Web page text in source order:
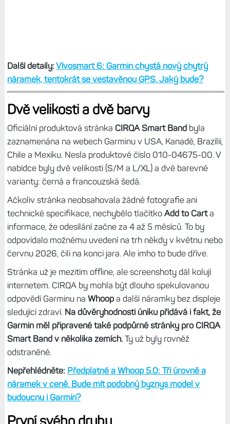
Další detaily: Vívosmart 6: Garmin chystá nový chytrý
náramek, tentokrát se vestavěnou GPS. Jaký bude?
Dvě velikosti a dvě barvy
Oficiální produktová stránka CIRQA Smart Band byla
zaznamenána na webech Garminu v USA, Kanadě, Brazílii,
Chile a Mexiku. Nesla produktové číslo 010-04675-00. V
nabídce byly dvě velikosti (S/M a L/XL) a dvě barevné
varianty: černá a francouzská šedá.
Ačkoliv stránka neobsahovala žádné fotografie ani
technické specifikace, nechybělo tlačítko Add to Carta
informace, že odesílání začne za 4 až 5 měsíců. To by
odpovídalo možnému uvedení na trh někdy v květnu nebo
červnu 2026, čili na konci jara. Ale imho to bude dříve.
Stránka už je mezitím offline, ale screenshoty dál kolují
internetem. CIRQA by mohla být dlouho spekulovanou
odpovědí Garminu na Whoopa další náramky bez displeje
sledující zdraví. Na důvěryhodnosti úniku přidává i fakt, že
Garmin měl připravené také podpůrné stránky pro CIRQA
Smart Band v několika zemích.Ty už byly rovněž
odstraněné.
Nepřehlédněte: Předplatné a Whoop 5.0: Tři úrovně a
náramek v ceně. Bude mít podobný byznys model v
budoucnu i Garmin?